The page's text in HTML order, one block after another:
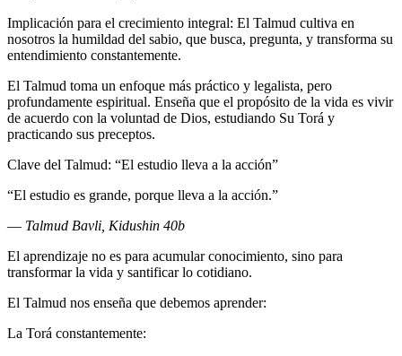
Implicación para el crecimiento integral: El Talmud cultiva en
nosotros la humildad del sabio, que busca, pregunta, y transforma su
entendimiento constantemente.
El Talmud toma un enfoque más práctico y legalista, pero
profundamente espiritual. Enseña que el propósito de la vida es vivir
de acuerdo con la voluntad de Dios, estudiando Su Torá y
practicando sus preceptos.
Clave del Talmud: “El estudio lleva a la acción”
“El estudio es grande, porque lleva a la acción.”
— Talmud Bavli, Kidushin 40b
El aprendizaje no es para acumular conocimiento, sino para
transformar la vida y santificar lo cotidiano.
El Talmud nos enseña que debemos aprender:
La Torá constantemente: